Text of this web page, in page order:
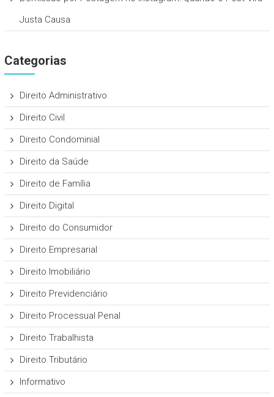
Justa Causa
Categorias
Direito Administrativo
Direito Civil
Direito Condominial
Direito da Saúde
Direito de Família
Direito Digital
Direito do Consumidor
Direito Empresarial
Direito Imobiliário
Direito Previdenciário
Direito Processual Penal
Direito Trabalhista
Direito Tributário
Informativo